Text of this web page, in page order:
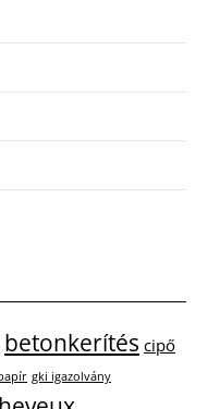
betonkerítés cipő
gki igazolvány